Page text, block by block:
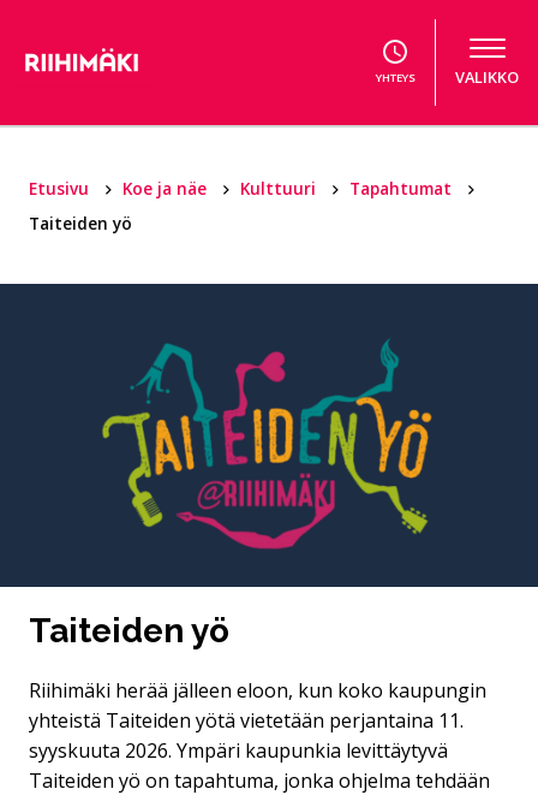
YHTEYS VALIKKO
Etusivu Koe ja näe Kulttuuri
Tapahtumat
Taiteiden yö
Taiteiden yö
Riihimäki herää jälleen eloon, kun koko kaupungin
yhteistä Taiteiden yötä vietetään perjantaina 11.
syyskuuta 2026. Ympäri kaupunkia levittäytyvä
Taiteiden yö on tapahtuma, jonka ohjelma tehdään